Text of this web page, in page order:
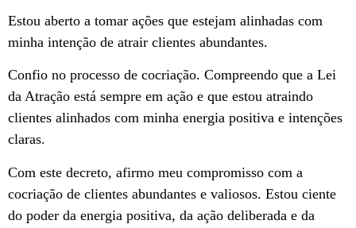
Estou aberto a tomar ações que estejam alinhadas com
minha intenção de atrair clientes abundantes.
Confio no processo de cocriação. Compreendo que a Lei
da Atração está sempre em ação e que estou atraindo
clientes alinhados com minha energia positiva e intenções
claras.
Com este decreto, afirmo meu compromisso com a
cocriação de clientes abundantes e valiosos. Estou ciente
do poder da energia positiva, da ação deliberada e da